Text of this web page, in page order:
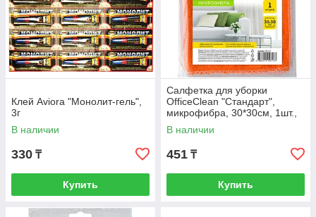
Клей Aviora "Монолит-гель",
3г
В наличии
330 ₸
Купить
Салфетка для уборки
OfficeClean "Стандарт",
микрофибра, 30*30см, 1шт.,
европодвес
В наличии
451 ₸
Купить